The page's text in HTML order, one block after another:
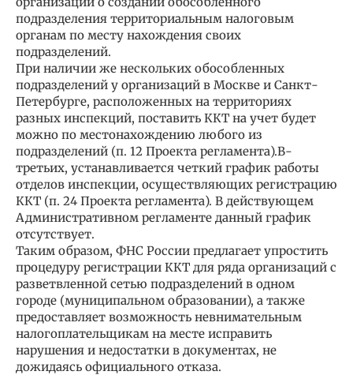
подразделения территориальным налоговым
органам по месту нахождения своих
подразделений.
При наличии же нескольких обособленных
подразделений у организаций в Москве и Санкт-
Петербурге, расположенных на территориях
разных инспекций, поставить ККТ на учет будет
можно по местонахождению любого из
подразделений (п. 12 Проекта регламента).В-
третьих, устанавливается четкий график работы
отделов инспекции, осуществляющих регистрацию
ККТ (п. 24 Проекта регламента). В действующем
Административном регламенте данный график
отсутствует.
Таким образом, ФНС России предлагает упростить
процедуру регистрации ККТ для ряда организаций с
разветвленной сетью подразделений в одном
городе (муниципальном образовании), а также
предоставляет возможность невнимательным
налогоплательщикам на месте исправить
нарушения и недостатки в документах, не
дожидаясь официального отказа.